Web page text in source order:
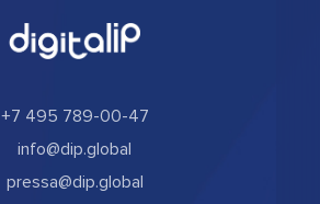
+7 495 789-00-47
info@dip.global
pressa@dip.global